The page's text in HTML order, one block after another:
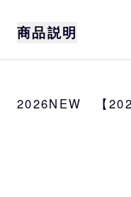
商品説明
2026NEW 【